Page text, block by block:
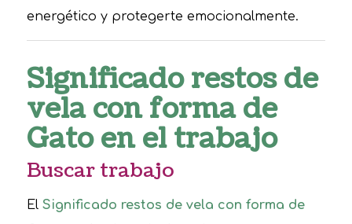
energético y protegerte emocionalmente.
Significado restos de
vela con forma de
Gato en el trabajo
Buscar trabajo
El Significado restos de vela con forma de